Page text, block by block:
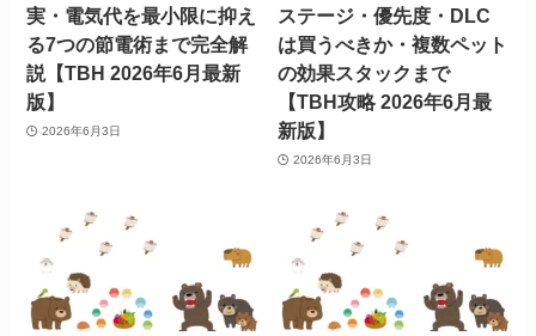
実・電気代を最小限に抑え
る7つの節電術まで完全解
説【TBH 2026年6月最新
版】
2026年6月3日
ステージ・優先度・DLC
は買うべきか・複数ペット
の効果スタックまで
【TBH攻略 2026年6月最
新版】
2026年6月3日